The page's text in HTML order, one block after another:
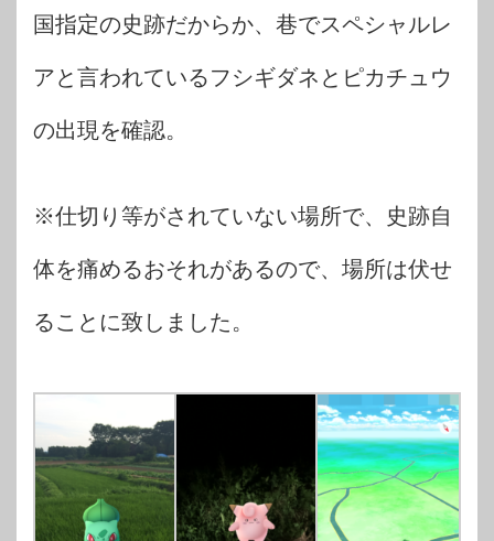
国指定の史跡だからか、巷でスペシャルレ
アと言われているフシギダネとピカチュウ
の出現を確認。
※仕切り等がされていない場所で、史跡自
体を痛めるおそれがあるので、場所は伏せ
ることに致しました。